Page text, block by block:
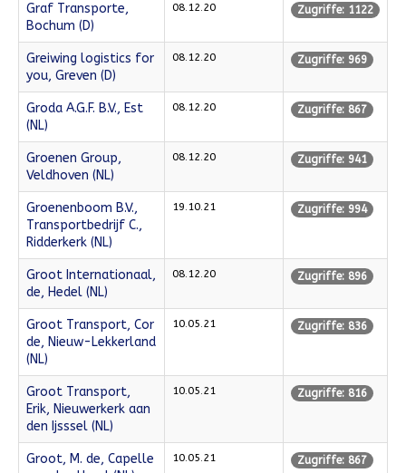
Graf Transporte,
Bochum (D)
08.12.20 Zugriffe: 1122
Greiwing logistics for
you, Greven (D)
08.12.20 Zugriffe: 969
Groda A.G.F. B.V., Est
(NL)
08.12.20 Zugriffe: 867
Groenen Group,
Veldhoven (NL)
08.12.20 Zugriffe: 941
Groenenboom B.V.,
Transportbedrijf C.,
Ridderkerk (NL)
19.10.21 Zugriffe: 994
Groot Internationaal,
de, Hedel (NL)
08.12.20 Zugriffe: 896
Groot Transport, Cor
de, Nieuw-Lekkerland
(NL)
10.05.21 Zugriffe: 836
Groot Transport,
Erik, Nieuwerkerk aan
den Ijsssel (NL)
10.05.21 Zugriffe: 816
Groot, M. de, Capelle
10.05.21 Zugriffe: 867